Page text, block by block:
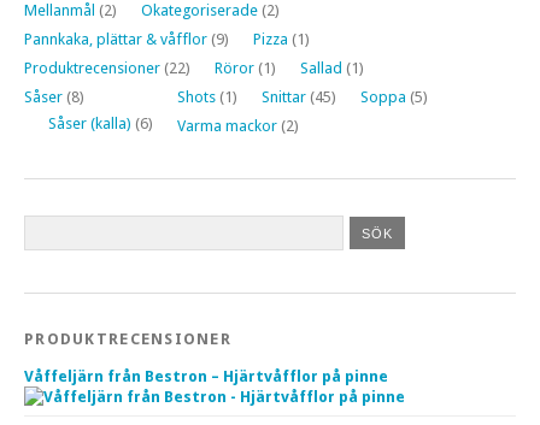
Mellanmål (2) Okategoriserade (2)
Pannkaka, plättar & våfflor (9) Pizza (1)
Produktrecensioner (22) Röror (1) Sallad (1)
Såser (8)
Såser (kalla) (6)
Shots (1) Snittar (45) Soppa (5)
Varma mackor (2)
PRODUKTRECENSIONER
Våffeljärn från Bestron – Hjärtvåfflor på pinne